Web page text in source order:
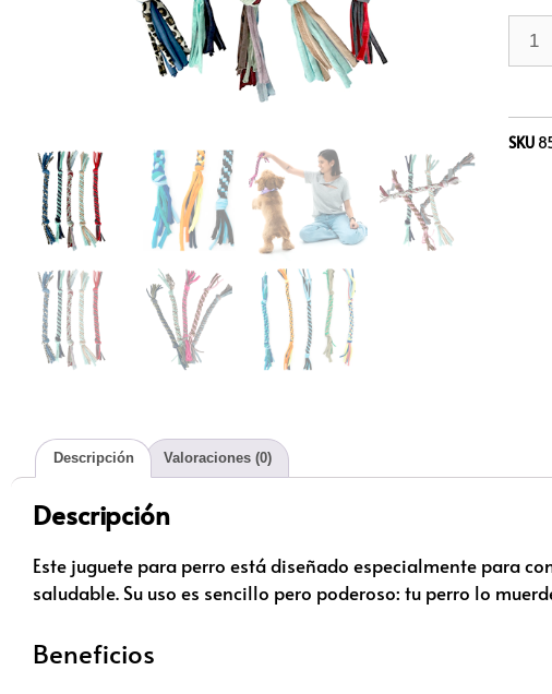
SKU
Descripción Valoraciones (0)
Descripción
Este juguete para perro está diseñado especialmente para
saludable. Su uso es sencillo pero poderoso: tu perro lo
Beneficios